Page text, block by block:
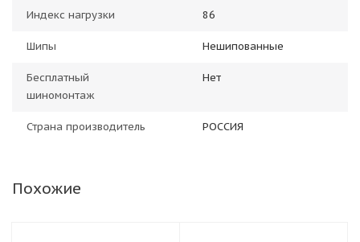
Индекс нагрузки 86
Шипы Нешипованные
Бесплатный
шиномонтаж
Нет
Страна производитель РОССИЯ
Похожие